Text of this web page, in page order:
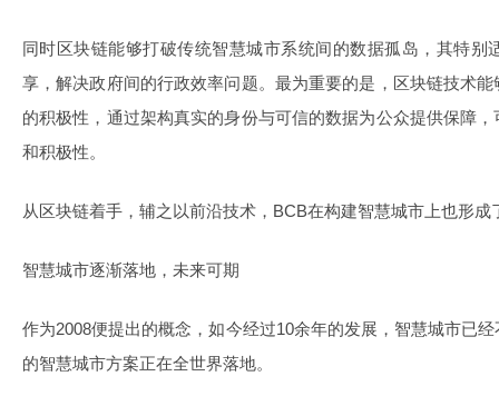
同时区块链能够打破传统智慧城市系统间的数据孤岛，其特别
享，解决政府间的行政效率问题。最为重要的是，区块链技术
的积极性，通过架构真实的身份与可信的数据为公众提供保障
和积极性。
从区块链着手，辅之以前沿技术，BCB在构建智慧城市上也形
智慧城市逐渐落地，未来可期
作为2008便提出的概念，如今经过10余年的发展，智慧城市已
的智慧城市方案正在全世界落地。